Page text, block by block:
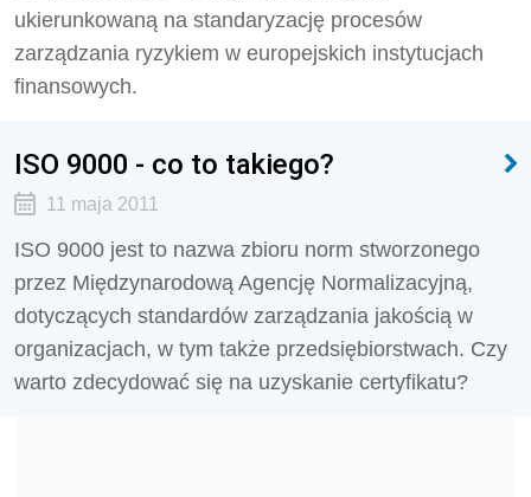
ukierunkowaną na standaryzację procesów
zarządzania ryzykiem w europejskich instytucjach
finansowych.
ISO 9000 - co to takiego?
11 maja 2011
ISO 9000 jest to nazwa zbioru norm stworzonego
przez Międzynarodową Agencję Normalizacyjną,
dotyczących standardów zarządzania jakością w
organizacjach, w tym także przedsiębiorstwach. Czy
warto zdecydować się na uzyskanie certyfikatu?